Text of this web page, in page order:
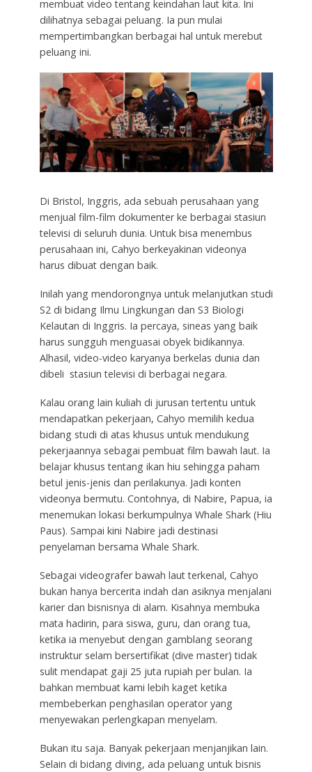
membuat video tentang keindahan laut kita. Ini
dilihatnya sebagai peluang. Ia pun mulai
mempertimbangkan berbagai hal untuk merebut
peluang ini.
Di Bristol, Inggris, ada sebuah perusahaan yang
menjual film-film dokumenter ke berbagai stasiun
televisi di seluruh dunia. Untuk bisa menembus
perusahaan ini, Cahyo berkeyakinan videonya
harus dibuat dengan baik.
Inilah yang mendorongnya untuk melanjutkan studi
S2 di bidang Ilmu Lingkungan dan S3 Biologi
Kelautan di Inggris. Ia percaya, sineas yang baik
harus sungguh menguasai obyek bidikannya.
Alhasil, video-video karyanya berkelas dunia dan
dibeli stasiun televisi di berbagai negara.
Kalau orang lain kuliah di jurusan tertentu untuk
mendapatkan pekerjaan, Cahyo memilih kedua
bidang studi di atas khusus untuk mendukung
pekerjaannya sebagai pembuat film bawah laut. Ia
belajar khusus tentang ikan hiu sehingga paham
betul jenis-jenis dan perilakunya. Jadi konten
videonya bermutu. Contohnya, di Nabire, Papua, ia
menemukan lokasi berkumpulnya Whale Shark (Hiu
Paus). Sampai kini Nabire jadi destinasi
penyelaman bersama Whale Shark.
Sebagai videografer bawah laut terkenal, Cahyo
bukan hanya bercerita indah dan asiknya menjalani
karier dan bisnisnya di alam. Kisahnya membuka
mata hadirin, para siswa, guru, dan orang tua,
ketika ia menyebut dengan gamblang seorang
instruktur selam bersertifikat (dive master) tidak
sulit mendapat gaji 25 juta rupiah per bulan. Ia
bahkan membuat kami lebih kaget ketika
membeberkan penghasilan operator yang
menyewakan perlengkapan menyelam.
Bukan itu saja. Banyak pekerjaan menjanjikan lain.
Selain di bidang diving, ada peluang untuk bisnis